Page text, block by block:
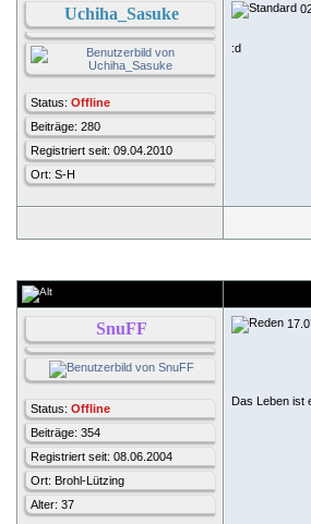
Uchiha_Sasuke
Status: Offline
Beiträge: 280
Registriert seit: 09.04.2010
Ort: S-H
:d
SnuFF
Status: Offline
Beiträge: 354
Registriert seit: 08.06.2004
Ort: Brohl-Lützing
Alter: 37
Das Leben ist